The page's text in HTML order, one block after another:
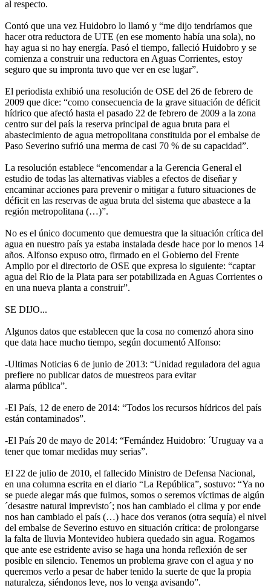
al respecto.
Contó que una vez Huidobro lo llamó y “me dijo tendríamos que
hacer otra reductora de UTE (en ese momento había una sola), no
hay agua si no hay energía. Pasó el tiempo, falleció Huidobro y se
comienza a construir una reductora en Aguas Corrientes, estoy
seguro que su impronta tuvo que ver en ese lugar”.
El periodista exhibió una resolución de OSE del 26 de febrero de
2009 que dice: “como consecuencia de la grave situación de déficit
hídrico que afectó hasta el pasado 22 de febrero de 2009 a la zona
centro sur del país la reserva principal de agua bruta para el
abastecimiento de agua metropolitana constituida por el embalse de
Paso Severino sufrió una merma de casi 70 % de su capacidad”.
La resolución establece “encomendar a la Gerencia General el
estudio de todas las alternativas viables a efectos de diseñar y
encaminar acciones para prevenir o mitigar a futuro situaciones de
déficit en las reservas de agua bruta del sistema que abastece a la
región metropolitana (…)”.
No es el único documento que demuestra que la situación crítica del
agua en nuestro país ya estaba instalada desde hace por lo menos 14
años. Alfonso expuso otro, firmado en el Gobierno del Frente
Amplio por el directorio de OSE que expresa lo siguiente: “captar
agua del Rio de la Plata para ser potabilizada en Aguas Corrientes o
en una nueva planta a construir”.
SE DIJO...
Algunos datos que establecen que la cosa no comenzó ahora sino
que data hace mucho tiempo, según documentó Alfonso:
-Ultimas Noticias 6 de junio de 2013: “Unidad reguladora del agua
prefiere no publicar datos de muestreos para evitar
alarma pública”.
-El País, 12 de enero de 2014: “Todos los recursos hídricos del país
están contaminados”.
-El País 20 de mayo de 2014: “Fernández Huidobro: ´Uruguay va a
tener que tomar medidas muy serias”.
El 22 de julio de 2010, el fallecido Ministro de Defensa Nacional,
en una columna escrita en el diario “La República”, sostuvo: “Ya no
se puede alegar más que fuimos, somos o seremos víctimas de algún
´desastre natural imprevisto´; nos han cambiado el clima y por ende
nos han cambiado el país (…) hace dos veranos (otra sequía) el nivel
del embalse de Severino estuvo en situación crítica: de prolongarse
la falta de lluvia Montevideo hubiera quedado sin agua. Rogamos
que ante ese estridente aviso se haga una honda reflexión de ser
posible en silencio. Tenemos un problema grave con el agua y no
queremos verlo a pesar de haber tenido la suerte de que la propia
naturaleza, siéndonos leve, nos lo venga avisando”.